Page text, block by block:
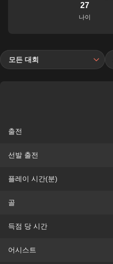
27
나이
모든 대회
출전
선발 출전
플레이 시간(분)
골
득점 당 시간
어시스트